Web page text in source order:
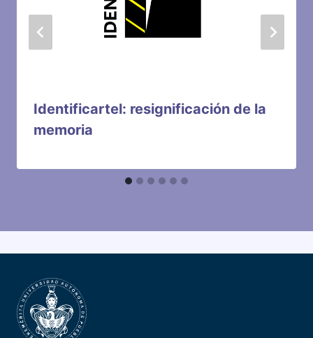
Identificartel: resignificación de la
memoria